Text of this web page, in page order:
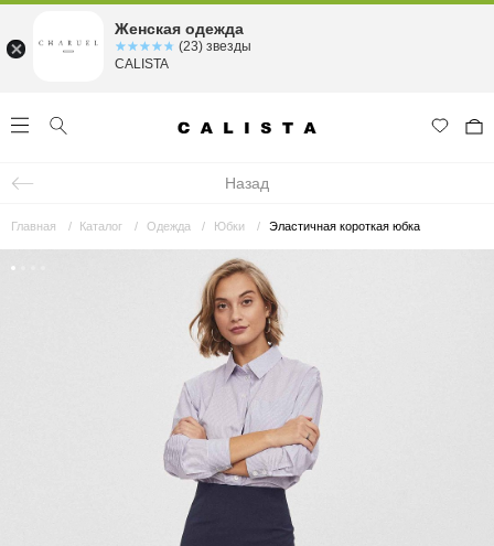
Назад
Главная Каталог Одежда Юбки Эластичная короткая юбка
Женская одежда
☆☆☆☆☆
★★★★★ (23) звезды
CALISTA